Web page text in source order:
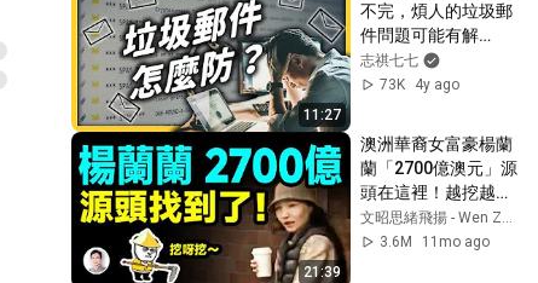
11:27
不完，煩人的垃圾郵
件問題可能有解
了？！｜志祺七七
志祺七七
73K
4y ago
21:39
澳洲華裔女富豪楊蘭
蘭「2700億澳元」源
頭在這裡！越挖越有
大瓜【文昭思緒飛揚
471期】
文昭思緒飛揚 - Wen Zhao Studio
3.6M
11mo ago